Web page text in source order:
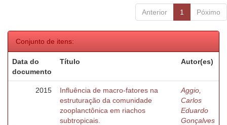
Anterior 1 Póximo
Conjunto de itens:
Data do
documento
Título Autor(es)
2015
Influência de macro-fatores na
estruturação da comunidade
zooplanctônica em riachos
subtropicais.
Aggio,
Carlos
Eduardo
Gonçalves